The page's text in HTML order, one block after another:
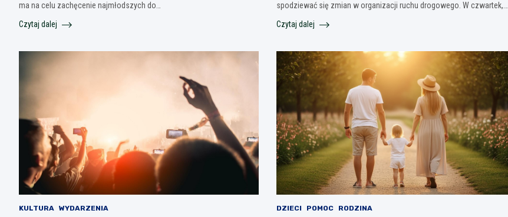
ma na celu zachęcenie najmłodszych do…
Czytaj dalej
spodziewać się zmian w organizacji ruchu drogowego. W czwartek,…
Czytaj dalej
KULTURA WYDARZENIA DZIECI POMOC RODZINA